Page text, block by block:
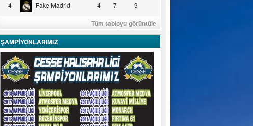
4 Fake Madrid 4 7 9
Tüm tabloyu görüntüle
ŞAMPİYONLARIMIZ